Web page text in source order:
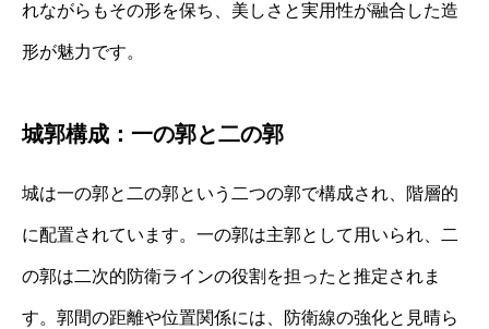
れながらもその形を保ち、美しさと実用性が融合した造
形が魅力です。
城郭構成：一の郭と二の郭
城は一の郭と二の郭という二つの郭で構成され、階層的
に配置されています。一の郭は主郭として用いられ、二
の郭は二次的防衛ラインの役割を担ったと推定されま
す。郭間の距離や位置関係には、防衛線の強化と見晴ら